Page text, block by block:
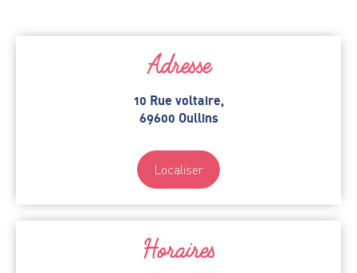
Adresse
10 Rue voltaire,
69600 Oullins
Localiser
Horaires